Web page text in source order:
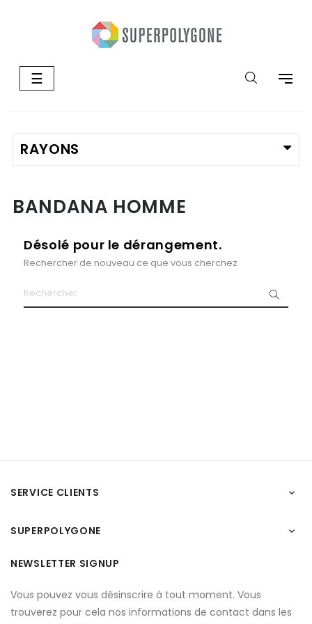
Basculer
la
☰
BANDANA HOMME
Désolé pour le dérangement.
Rechercher de nouveau ce que vous cherchez
SERVICE CLIENTS 
SUPERPOLYGONE 
NEWSLETTER SIGNUP
Vous pouvez vous désinscrire à tout moment. Vous
trouverez pour cela nos informations de contact dans les